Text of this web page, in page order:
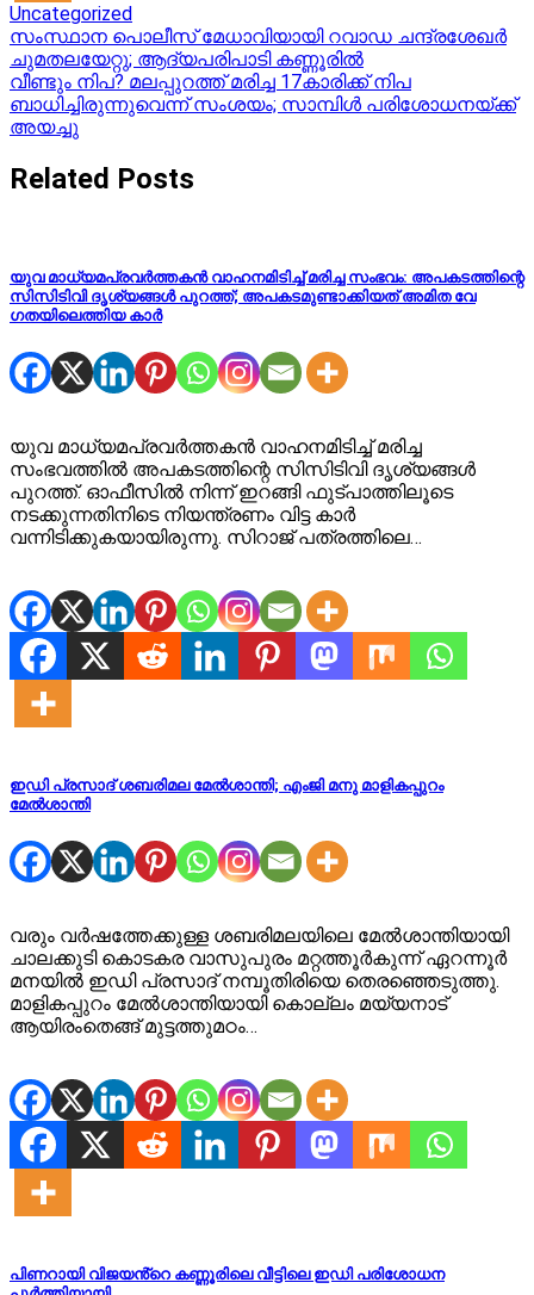
Uncategorized
Post
navigation
സംസ്ഥാന പൊലീസ് മേധാവിയായി റവാ‍ഡ ചന്ദ്രശേഖർ
ചുമതലയേറ്റു; ആദ്യപരിപാടി കണ്ണൂരില്‍
വീണ്ടും നിപ? മലപ്പുറത്ത് മരിച്ച 17കാരിക്ക് നിപ
ബാധിച്ചിരുന്നുവെന്ന് സംശയം; സാമ്പിള്‍ പരിശോധനയ്ക്ക്
അയച്ചു
Related Posts
യുവ മാധ്യമപ്രവർത്തകൻ വാഹനമിടിച്ച് മരിച്ച സംഭവം: അപകടത്തിന്റെ
സിസിടിവി ദൃശ്യങ്ങൾ പുറത്ത്; അപകടമുണ്ടാക്കിയത് അമിത വേ​
ഗതയിലെത്തിയ കാർ
യുവ മാധ്യമപ്രവർത്തകൻ വാഹനമിടിച്ച് മരിച്ച
സംഭവത്തിൽ അപകടത്തിന്റെ സിസിടിവി ദൃശ്യങ്ങൾ
പുറത്ത്. ഓഫീസിൽ നിന്ന് ഇറങ്ങി ഫുട്പാത്തിലൂടെ
നടക്കുന്നതിനിടെ നിയന്ത്രണം വിട്ട കാർ
വന്നിടിക്കുകയായിരുന്നു. സിറാജ് പത്രത്തിലെ…
ഇഡി പ്രസാദ് ശബരിമല മേൽശാന്തി; എംജി മനു മാളികപ്പുറം
മേൽശാന്തി
വരും വര്‍ഷത്തേക്കുള്ള ശബരിമലയിലെ മേൽശാന്തിയായി
ചാലക്കുടി കൊടകര വാസുപുരം മറ്റത്തൂര്‍കുന്ന് ഏറന്നൂര്‍
മനയിൽ ഇഡി പ്രസാദ് നമ്പൂതിരിയെ തെരഞ്ഞെടുത്തു.
മാളികപ്പുറം മേൽശാന്തിയായി കൊല്ലം മയ്യനാട്
ആയിരംതെങ്ങ് മുട്ടത്തുമഠം…
പിണറായി വിജയൻ്റെ കണ്ണൂരിലെ വീട്ടിലെ ഇഡി പരിശോധന